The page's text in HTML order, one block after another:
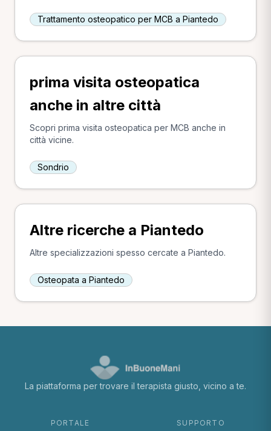
Trattamento osteopatico per MCB a Piantedo
prima visita osteopatica
anche in altre città
Scopri prima visita osteopatica per MCB anche in
città vicine.
Sondrio
Altre ricerche a Piantedo
Altre specializzazioni spesso cercate a Piantedo.
Osteopata a Piantedo
La piattaforma per trovare il terapista giusto, vicino a te.
PORTALE SUPPORTO